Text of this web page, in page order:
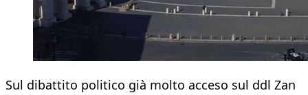
Sul dibattito politico già molto acceso sul ddl Zan